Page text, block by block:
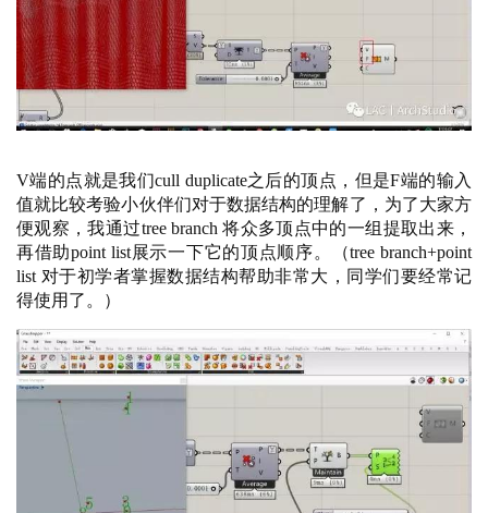
V端的点就是我们cull duplicate之后的顶点，但是F端的输入
值就比较考验小伙伴们对于数据结构的理解了，为了大家方
便观察，我通过tree branch 将众多顶点中的一组提取出来，
再借助point list展示一下它的顶点顺序。（tree branch+point
list 对于初学者掌握数据结构帮助非常大，同学们要经常记
得使用了。）